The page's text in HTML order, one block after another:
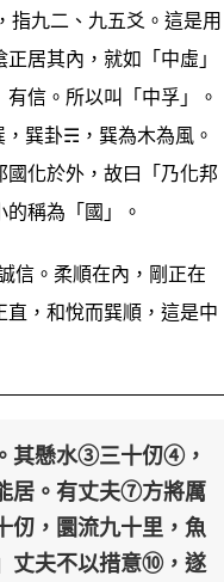
指九二、九五爻。這是用
居其內，就如「中虛」
信。所以叫「中孚」。
巽卦☴，巽為木為風。
化於外，故曰「乃化邦
稱為「國」。
信。柔順在內，剛正在
，和悅而巽順，這是中
其懸水③三十仞④，
居。有丈夫⑦方將厲
仞，圜流九十里，魚
丈夫不以措意⑩，遂